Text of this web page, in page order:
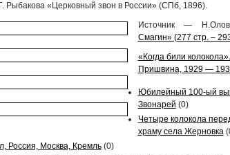
Рыбакова «Церковный звон в России» (СПб, 1896).
Источник —
Смагин» (277 стр. –
«Когда били
Пришвина, 1929 —
Юбилейный 100-ый
Звонарей (0)
Четыре колокола
храму села Жерновка
Россия, Москва, Кремль(0)